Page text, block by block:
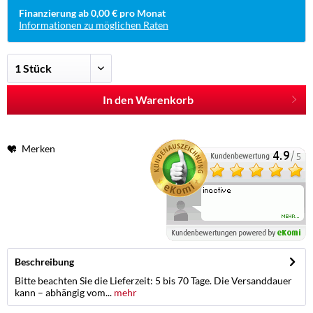
Finanzierung ab 0,00 € pro Monat
Informationen zu möglichen Raten
In den Warenkorb
Merken
Beschreibung
Bitte beachten Sie die Lieferzeit: 5 bis 70 Tage. Die Versanddauer
kann – abhängig vom... mehr